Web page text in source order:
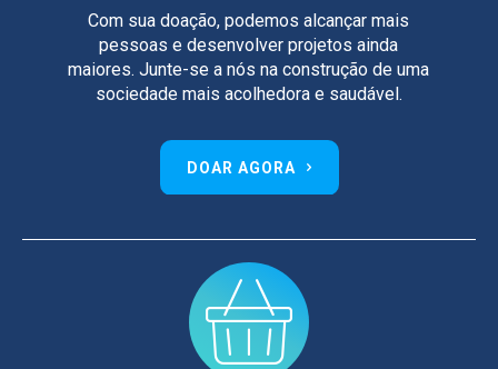
Com sua doação, podemos alcançar mais
pessoas e desenvolver projetos ainda
maiores. Junte-se a nós na construção de uma
sociedade mais acolhedora e saudável.
DOAR AGORA